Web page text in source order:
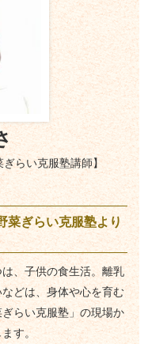
らい克服塾講師】
ぎらい克服塾より
、子供の食生活。離乳
どは、身体や心を育む
らい克服塾」の現場か
す。